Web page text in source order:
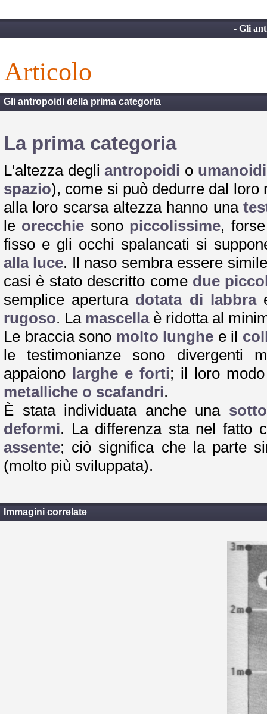
- Gli
articolo
Gli antropoidi della prima categoria
La prima categoria
L'altezza degliantropoidi o
spazio), come si può dedurre dal
alla loro scarsa altezza hanno una
le orecchie sono piccolissime,
fisso e gli occhi spalancati si
alla luce. Il naso sembra essere
casi è stato descritto come due
semplice apertura dotata di labbra
rugoso. La mascellaè ridotta al
Le braccia sono molto lunghe e il
le testimonianze sono divergenti
appaiono larghe e forti; il loro
metalliche o scafandri.
È stata individuata anche una
deformi. La differenza sta nel fatto
assente; ciò significa che la parte
(molto più sviluppata).
Immagini correlate